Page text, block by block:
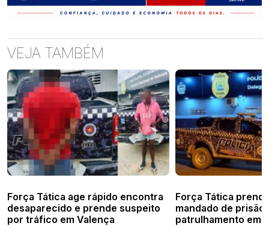
VEJA TAMBÉM
Força Tática age rápido encontra
desaparecido e prende suspeito
por tráfico em Valença
Força Tática
mandado de prisão
patrulhamento em